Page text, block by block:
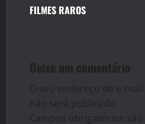
n
v
i
g
FILMES RAROS
Deixe um comentário
O seu endereço de e-mail
não será publicado.
Campos obrigatórios são